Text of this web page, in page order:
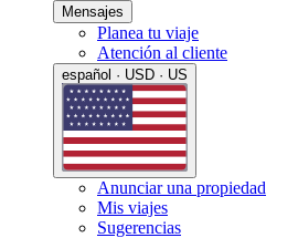
Mensajes
Planea tu viaje
Atención al cliente
español · USD · US
Anunciar una propiedad
Mis viajes
Sugerencias